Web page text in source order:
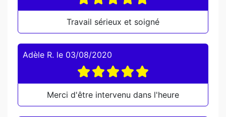
Travail sérieux et soigné
Adèle R. le 03/08/2020
Merci d'être intervenu dans l'heure